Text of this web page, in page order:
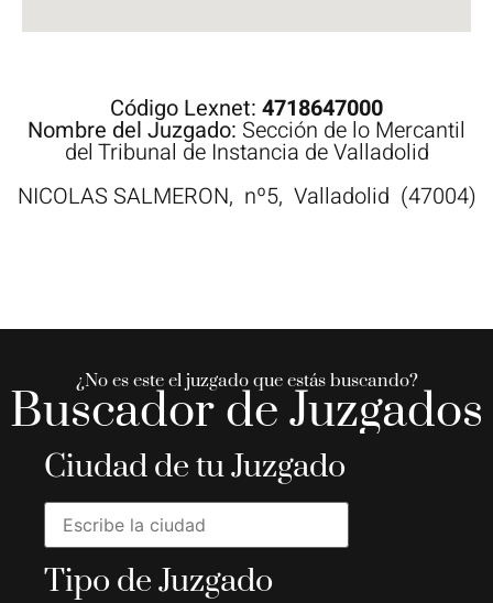
Código Lexnet: 4718647000
Nombre del Juzgado: Sección de lo Mercantil
del Tribunal de Instancia de Valladolid
NICOLAS SALMERON, nº5, Valladolid (47004)
¿No es este el juzgado que estás buscando?
Buscador de Juzgados
Ciudad de tu Juzgado
Tipo de Juzgado